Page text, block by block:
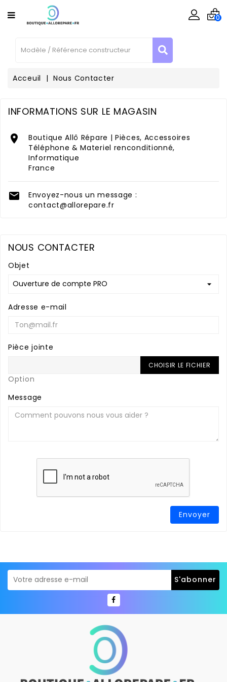
CATÉGORIE
Téléphone
Informatique
Connecté
Outillages
Matériel
Reconditionné
Contactez-
Nous
0
Acceuil Nous Contacter
INFORMATIONS SUR LE MAGASIN

Boutique Allô Répare | Pièces, Accessoires
Téléphone & Materiel renconditionné,
Informatique
France

Envoyez-nous un message :
contact@allorepare.fr
NOUS CONTACTER
Objet
Adresse e-mail
Pièce jointe
CHOISIR LE FICHIER
Option
Message